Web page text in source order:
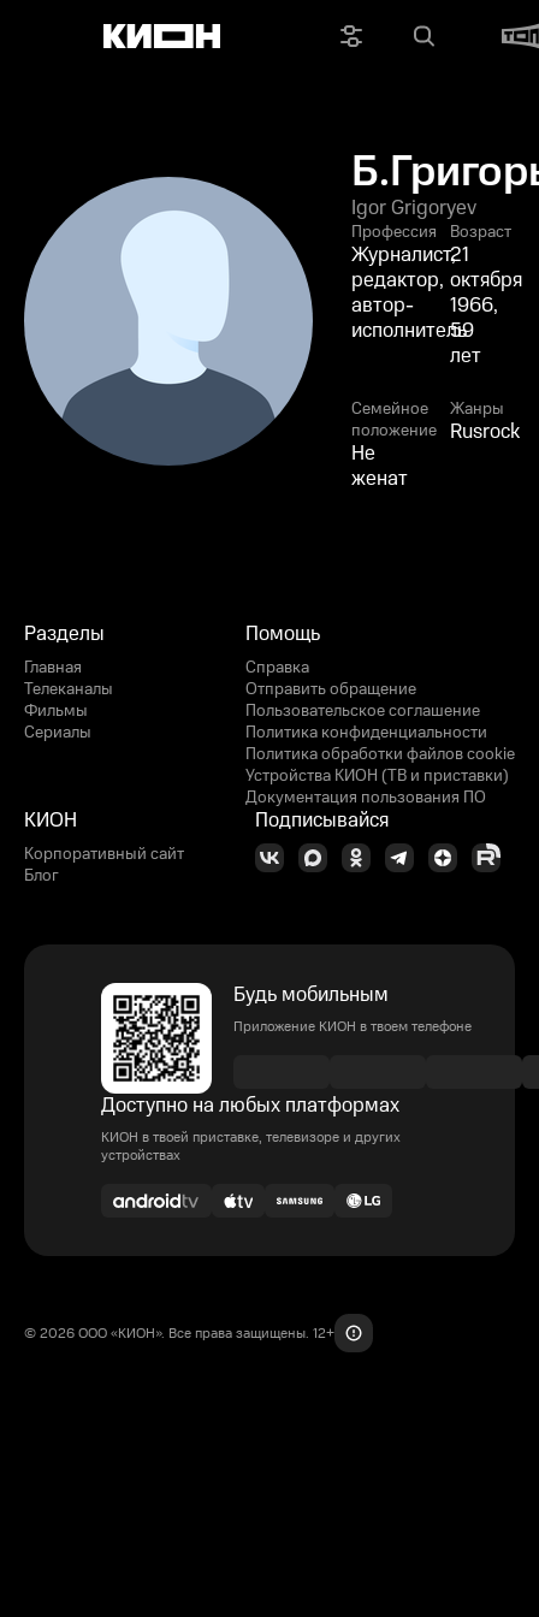
Igor Grigoryev
Профессия
Журналист,
редактор,
автор-
исполнитель
Возраст
21
октября
1966,
59
лет
Семейное
положение
Не
женат
Жанры
Rusrock
Разделы
Главная
Телеканалы
Фильмы
Сериалы
Помощь
Справка
Отправить обращение
Пользовательское соглашение
Политика конфиденциальности
Политика обработки файлов cookie
Устройства КИОН (ТВ и приставки)
Документация пользования ПО
КИОН
Корпоративный сайт
Блог
Подписывайся
Будь мобильным
Приложение КИОН в твоем телефоне
Доступно на любых платформах
КИОН в твоей приставке, телевизоре и других
устройствах
© 2026 ООО «КИОН». Все права защищены. 12+